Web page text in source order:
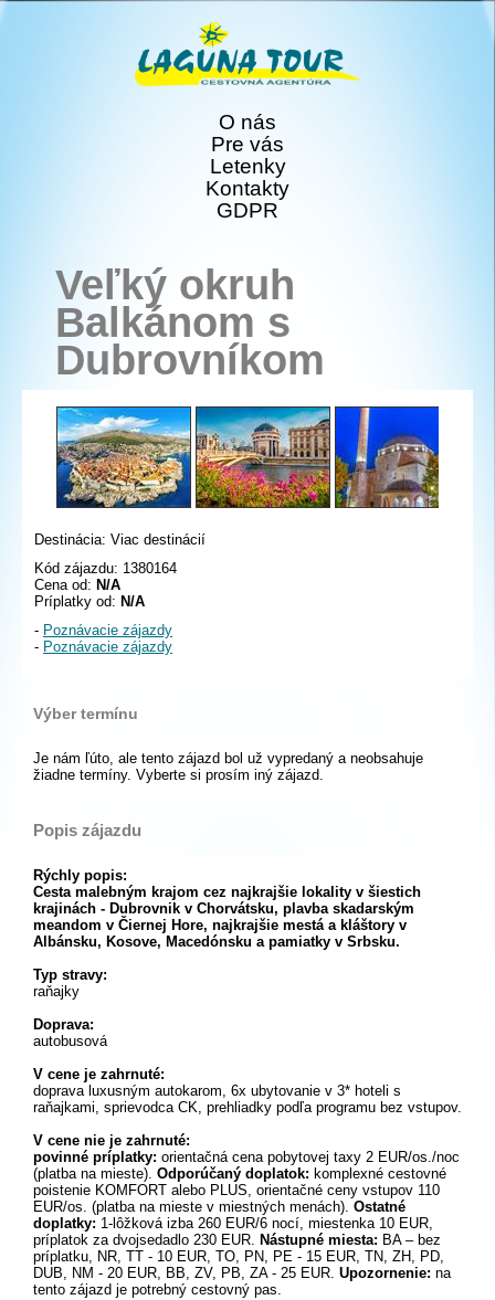
O nás
Pre vás
Letenky
Kontakty
GDPR
Veľký okruh
Balkánom s
Dubrovníkom
Destinácia: Viac destinácií
Kód zájazdu: 1380164
Cena od: N/A
Príplatky od: N/A
- Poznávacie zájazdy
- Poznávacie zájazdy
Výber termínu
Je nám ľúto, ale tento zájazd bol už vypredaný a neobsahuje
žiadne termíny. Vyberte si prosím iný zájazd.
Popis zájazdu
Rýchly popis:
Cesta malebným krajom cez najkrajšie lokality v šiestich
krajinách - Dubrovnik v Chorvátsku, plavba skadarským
meandom v Čiernej Hore, najkrajšie mestá a kláštory v
Albánsku, Kosove, Macedónsku a pamiatky v Srbsku.
Typ stravy:
raňajky
Doprava:
autobusová
V cene je zahrnuté:
doprava luxusným autokarom, 6x ubytovanie v 3* hoteli s
raňajkami, sprievodca CK, prehliadky podľa programu bez vstupov.
V cene nie je zahrnuté:
povinné príplatky: orientačná cena pobytovej taxy 2 EUR/os./noc
(platba na mieste). Odporúčaný doplatok: komplexné cestovné
poistenie KOMFORT alebo PLUS, orientačné ceny vstupov 110
EUR/os. (platba na mieste v miestných menách). Ostatné
doplatky: 1-lôžková izba 260 EUR/6 nocí, miestenka 10 EUR,
príplatok za dvojsedadlo 230 EUR. Nástupné miesta: BA – bez
príplatku, NR, TT - 10 EUR, TO, PN, PE - 15 EUR, TN, ZH, PD,
DUB, NM - 20 EUR, BB, ZV, PB, ZA - 25 EUR. Upozornenie: na
tento zájazd je potrebný cestovný pas.